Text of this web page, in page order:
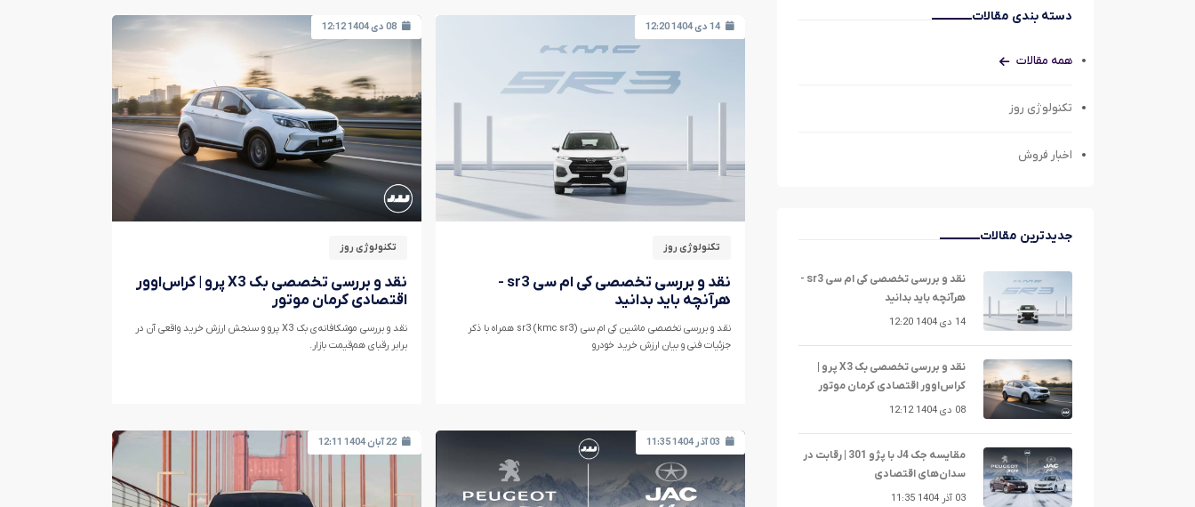
دسته بندی مقالات
همه مقالات
تکنولوژی روز
اخبار فروش
جدیدترین مقالات
نقد و بررسی تخصصی کی ام سی sr3 -
هرآنچه باید بدانید
14 دی 1404 12:20
نقد و بررسی تخصصی بک X3 پرو |
کراس‌اوور اقتصادی کرمان موتور
08 دی 1404 12:12
مقایسه جک J4 با پژو 301 | رقابت در
سدان‌های اقتصادی
03 آذر 1404 11:35
تکنولوژی روز
نقد و بررسی تخصصی کی ام سی sr3 -
هرآنچه باید بدانید
نقد و بررسی تخصصی ماشین کی ام سی sr3 (kmc sr3) همراه با ذکر
جزئیات فنی و بیان ارزش خرید خودرو
تکنولوژی روز
نقد و بررسی تخصصی بک X3 پرو | کراس‌اوور
اقتصادی کرمان موتور
نقد و بررسی موشکافانه‌ی بک X3 پرو و سنجش ارزش خرید واقعی آن در
برابر رقبای هم‌قیمت بازار.